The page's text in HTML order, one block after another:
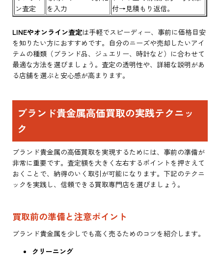
ン査定
を入力
付→見積もり返信。
LINEやオンライン査定は手軽でスピーディー、事前に価格目安
を知りたい方におすすめです。自分のニーズや売却したいアイ
テムの種類（ブランド品、ジュエリー、時計など）に合わせて
最適な方法を選びましょう。査定の透明性や、詳細な説明があ
る店舗を選ぶと安心感が高まります。
ブランド貴金属高価買取の実践テクニッ
ク
ブランド貴金属の高価買取を実現するためには、事前の準備が
非常に重要です。査定額を大きく左右するポイントを押さえて
おくことで、納得のいく取引が可能になります。下記のテクニ
ックを実践し、信頼できる買取専門店を選びましょう。
買取前の準備と注意ポイント
ブランド貴金属を少しでも高く売るためのコツを紹介します。
クリーニング